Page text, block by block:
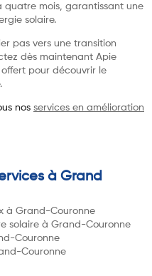
quatre mois, garantissant une
solaire.
pas vers une transition
dès maintenant Apie
offert pour découvrir le
nos services en amélioration
à Grand
à Grand-Couronne
solaire à Grand-Couronne
Couronne
Couronne